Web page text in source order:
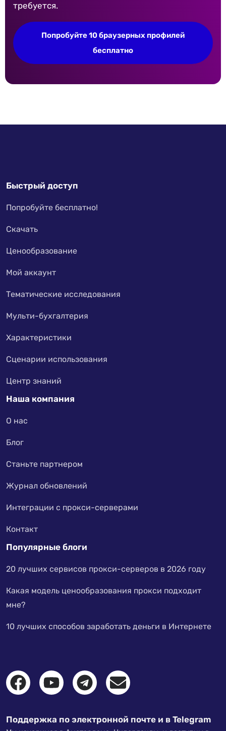
требуется.
Попробуйте 10 браузерных профилей
бесплатно
Быстрый доступ
Попробуйте бесплатно!
Скачать
Ценообразование
Мой аккаунт
Тематические исследования
Мульти-бухгалтерия
Характеристики
Сценарии использования
Центр знаний
Наша компания
О нас
Блог
Станьте партнером
Журнал обновлений
Интеграции с прокси-серверами
Контакт
Популярные блоги
20 лучших сервисов прокси-серверов в 2026 году
Какая модель ценообразования прокси подходит
мне?
10 лучших способов заработать деньги в Интернете
Поддержка по электронной почте и в Telegram